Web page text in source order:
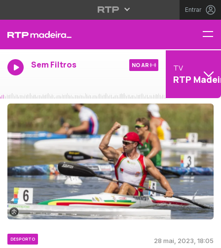
Entrar
Sem Filtros NO AR TV
RTP
DESPORTO 28 mai, 2023, 18:05